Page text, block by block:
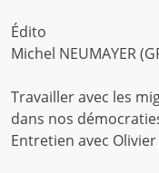
Édito
Michel NEUMAYER
Travailler avec les
dans nos
Entretien avec Olivier